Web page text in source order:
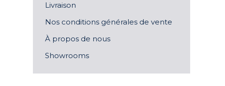
Livraison
Nos conditions générales de vente
À propos de nous
Showrooms